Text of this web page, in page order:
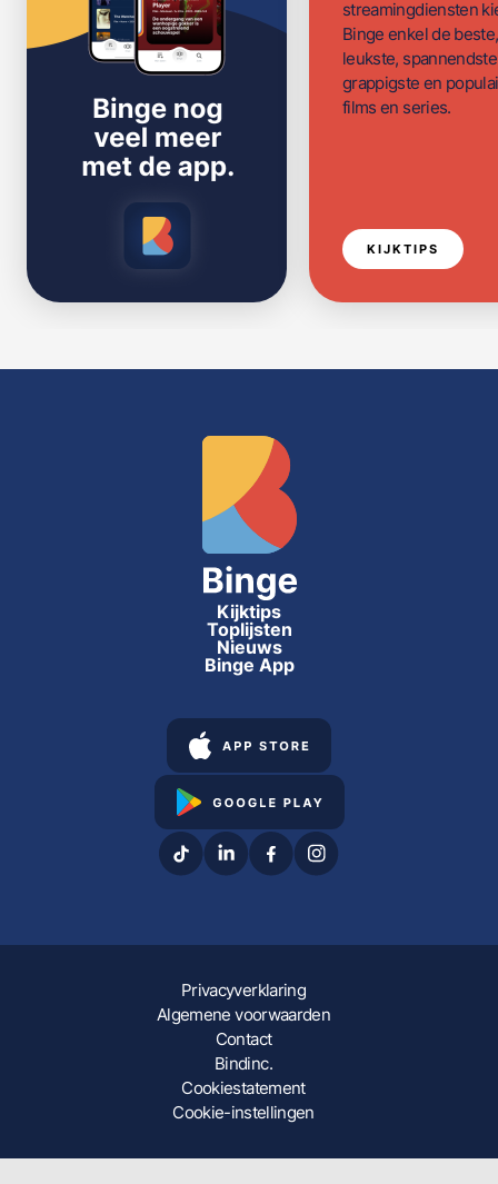
streamingdiensten
Binge enkel de beste,
leukste,
grappigste en
films en series.
KIJKTIPS
Kijktips
Toplijsten
Nieuws
Binge App
Privacyverklaring
Algemene voorwaarden
Contact
Bindinc.
Cookiestatement
Cookie-instellingen